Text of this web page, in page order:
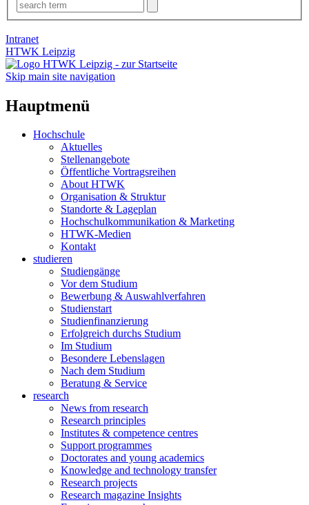
Intranet
HTWK Leipzig
Skip main site navigation
Hauptmenü
Hochschule
Aktuelles
Stellenangebote
Öffentliche Vortragsreihen
About HTWK
Organisation & Struktur
Standorte & Lageplan
Hochschulkommunikation & Marketing
HTWK-Medien
Kontakt
studieren
Studiengänge
Vor dem Studium
Bewerbung & Auswahlverfahren
Studienstart
Studienfinanzierung
Erfolgreich durchs Studium
Im Studium
Besondere Lebenslagen
Nach dem Studium
Beratung & Service
research
News from research
Research principles
Institutes & competence centres
Support programmes
Doctorates and young academics
Knowledge and technology transfer
Research projects
Research magazine Insights